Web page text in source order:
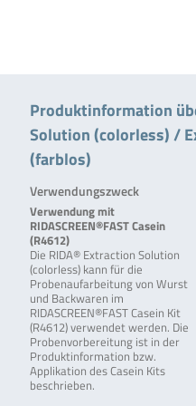
Produktinformation
Solution (colorless) /
(farblos)
Verwendungszweck
Verwendung mit
RIDASCREEN®FAST Casein
(R4612)
Die RIDA® Extraction Solution
(colorless) kann für die
Probenaufarbeitung von Wurst
und Backwaren im
RIDASCREEN®FAST Casein Kit
(R4612) verwendet werden. Die
Probenvorbereitung ist in der
Produktinformation bzw.
Applikation des Casein Kits
beschrieben.